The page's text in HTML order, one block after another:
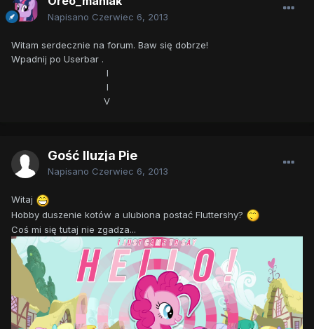
Napisano Czerwiec 6, 2013
Witam serdecznie na forum. Baw się dobrze!
Wpadnij po Userbar .
I
I
V
Gość Iluzja Pie
Napisano Czerwiec 6, 2013
Witaj
Hobby duszenie kotów a ulubiona postać Fluttershy?
Coś mi się tutaj nie zgadza...